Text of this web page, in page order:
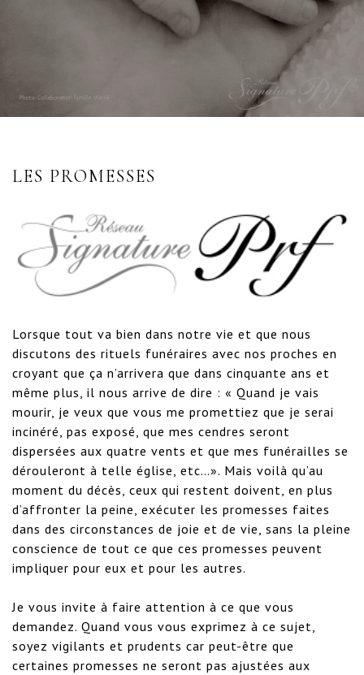
LES PROMESSES
Lorsque tout va bien dans notre vie et que nous
discutons des rituels funéraires avec nos proches en
croyant que ça n’arrivera que dans cinquante ans et
même plus, il nous arrive de dire : « Quand je vais
mourir, je veux que vous me promettiez que je serai
incinéré, pas exposé, que mes cendres seront
dispersées aux quatre vents et que mes funérailles se
dérouleront à telle église, etc…». Mais voilà qu’au
moment du décès, ceux qui restent doivent, en plus
d’affronter la peine, exécuter les promesses faites
dans des circonstances de joie et de vie, sans la pleine
conscience de tout ce que ces promesses peuvent
impliquer pour eux et pour les autres.
Je vous invite à faire attention à ce que vous
demandez. Quand vous vous exprimez à ce sujet,
soyez vigilants et prudents car peut-être que
certaines promesses ne seront pas ajustées aux